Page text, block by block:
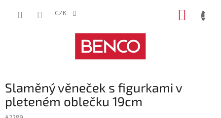
CZK
Slaměný věneček s figurkami v
pleteném oblečku 19cm